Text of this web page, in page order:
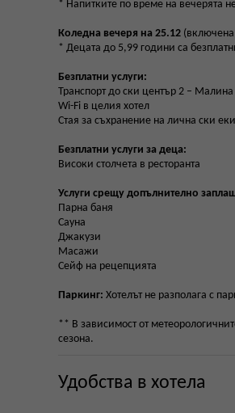
* Напитките по време на вечерята
Коледна вечеря на 25.12 (включена
* Децата до 5,99 години са
Безплатни услуги:
Транспорт до ски център 2 – Малина
Wi-Fi в целия хотел
Стая за съхранение на лична ски
Безплатни услуги за деца:
Високи столчета в ресторанта
Услуги срещу допълнително
Парна баня
Сауна
Джакузи
Масажи
Сейф на рецепцията
Паркинг: Хотелът не разполага с
** В зависимост от
сезона.
Удобства в хотела